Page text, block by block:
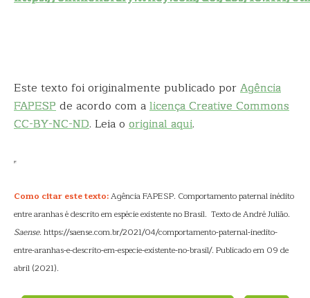
Este texto foi originalmente publicado porAgência
FAPESPde acordo com alicença Creative Commons
CC-BY-NC-ND. Leia o original aqui.
Como citar este texto:Agência FAPESP. Comportamento paternal inédito
entre aranhas é descrito em espécie existente no Brasil. Texto de André Julião.
Saense. https://saense.com.br/2021/04/comportamento-paternal-inedito-
entre-aranhas-e-descrito-em-especie-existente-no-brasil/. Publicado em 09 de
abril (2021).